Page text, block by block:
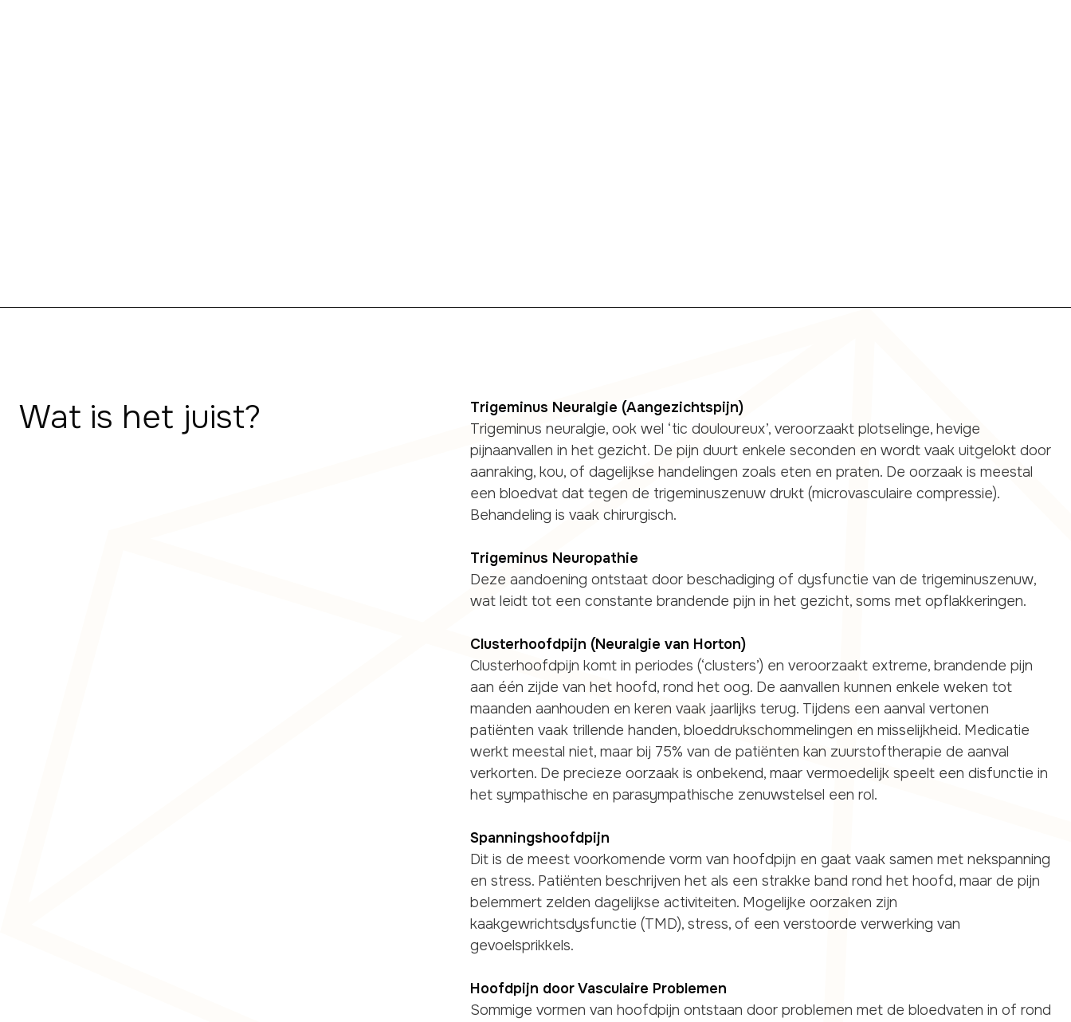
Wat is het juist?
Trigeminus Neuralgie (Aangezichtspijn)
Trigeminus neuralgie, ook wel ‘tic douloureux’, veroorzaakt plotselinge, hevige
pijnaanvallen in het gezicht. De pijn duurt enkele seconden en wordt vaak uitgelokt door
aanraking, kou, of dagelijkse handelingen zoals eten en praten. De oorzaak is meestal
een bloedvat dat tegen de trigeminuszenuw drukt (microvasculaire compressie).
Behandeling is vaak chirurgisch.
Trigeminus Neuropathie
Deze aandoening ontstaat door beschadiging of dysfunctie van de trigeminuszenuw,
wat leidt tot een constante brandende pijn in het gezicht, soms met opflakkeringen.
Clusterhoofdpijn (Neuralgie van Horton)
Clusterhoofdpijn komt in periodes (‘clusters’) en veroorzaakt extreme, brandende pijn
aan één zijde van het hoofd, rond het oog. De aanvallen kunnen enkele weken tot
maanden aanhouden en keren vaak jaarlijks terug. Tijdens een aanval vertonen
patiënten vaak trillende handen, bloeddrukschommelingen en misselijkheid. Medicatie
werkt meestal niet, maar bij 75% van de patiënten kan zuurstoftherapie de aanval
verkorten. De precieze oorzaak is onbekend, maar vermoedelijk speelt een disfunctie in
het sympathische en parasympathische zenuwstelsel een rol.
Spanningshoofdpijn
Dit is de meest voorkomende vorm van hoofdpijn en gaat vaak samen met nekspanning
en stress. Patiënten beschrijven het als een strakke band rond het hoofd, maar de pijn
belemmert zelden dagelijkse activiteiten. Mogelijke oorzaken zijn
kaakgewrichtsdysfunctie (TMD), stress, of een verstoorde verwerking van
gevoelsprikkels.
Hoofdpijn door Vasculaire Problemen
Sommige vormen van hoofdpijn ontstaan door problemen met de bloedvaten in of rond